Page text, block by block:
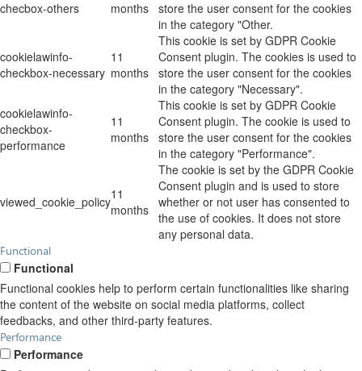
checbox-others
months store the user consent for the cookies
in the category "Other.
cookielawinfo-
checkbox-necessary
11
months
This cookie is set by GDPR Cookie
Consent plugin. The cookies is used to
store the user consent for the cookies
in the category "Necessary".
cookielawinfo-
checkbox-
performance
11
months
This cookie is set by GDPR Cookie
Consent plugin. The cookie is used to
store the user consent for the cookies
in the category "Performance".
viewed_cookie_policy11
months
The cookie is set by the GDPR Cookie
Consent plugin and is used to store
whether or not user has consented to
the use of cookies. It does not store
any personal data.
Functional
Functional
Functional cookies help to perform certain functionalities like sharing
the content of the website on social media platforms, collect
feedbacks, and other third-party features.
Performance
Performance